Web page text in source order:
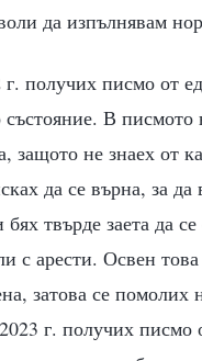
да изпълнявам
получих писмо от
В
защото не знаех от
да се върна, за
твърде заета да
с арести. Освен
затова се
г. получих